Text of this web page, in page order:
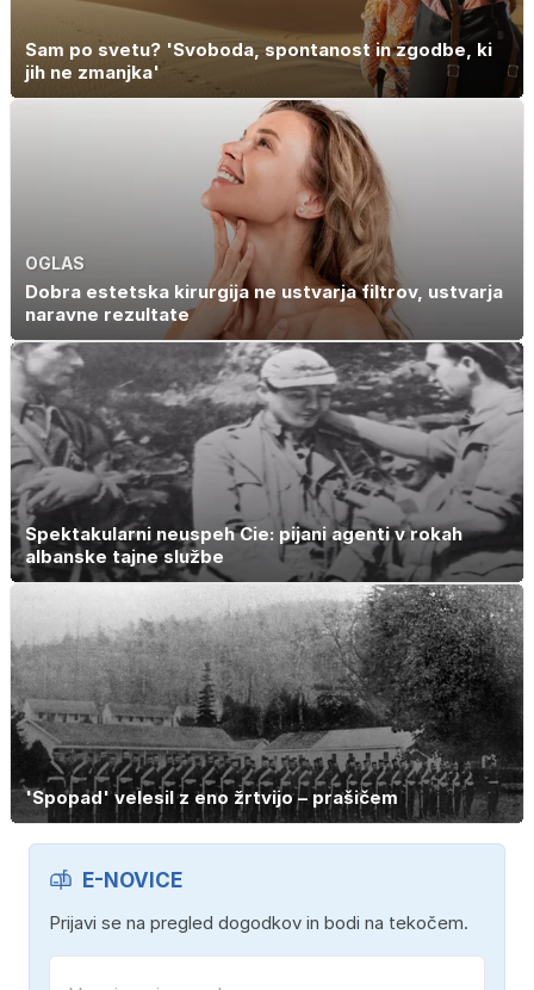
Sam po svetu? 'Svoboda, spontanost in zgodbe, ki
jih ne zmanjka'
OGLAS
Dobra estetska kirurgija ne ustvarja filtrov, ustvarja
naravne rezultate
Spektakularni neuspeh Cie: pijani agenti v rokah
albanske tajne službe
'Spopad' velesil z eno žrtvijo – prašičem
E-NOVICE
Prijavi se na pregled dogodkov in bodi na tekočem.